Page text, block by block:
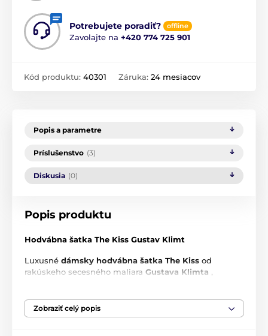
Potrebujete poradiť? offline
Zavolajte na +420 774 725 901
Kód produktu: 40301 Záruka: 24 mesiacov
Popis a parametre
Príslušenstvo (3)
Diskusia (0)
Popis produktu
Hodvábna šatka The Kiss Gustav Klimt
Luxusné dámsky hodvábna šatka The Kiss od
rakúskeho secesného maliara Gustava Klimta ,
Rozmery: 52 x 52 cm
Zobraziť celý popis